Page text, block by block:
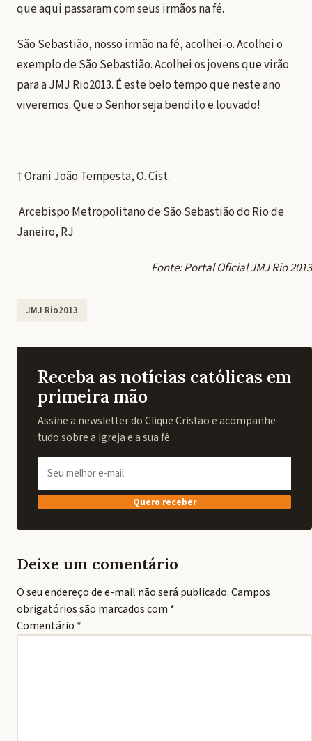
que aqui passaram com seus irmãos na fé.
São Sebastião, nosso irmão na fé, acolhei-o. Acolhei o
exemplo de São Sebastião. Acolhei os jovens que virão
para a JMJ Rio2013. É este belo tempo que neste ano
viveremos. Que o Senhor seja bendito e louvado!
† Orani João Tempesta, O. Cist.
Arcebispo Metropolitano de São Sebastião do Rio de
Janeiro, RJ
Fonte: Portal Oficial JMJ Rio 2013
JMJ Rio2013
Receba as notícias católicas em
primeira mão
Assine a newsletter do Clique Cristão e acompanhe
tudo sobre a Igreja e a sua fé.
Quero receber
Deixe um comentário
O seu endereço de e-mail não será publicado.Campos
obrigatórios são marcados com *
Comentário *